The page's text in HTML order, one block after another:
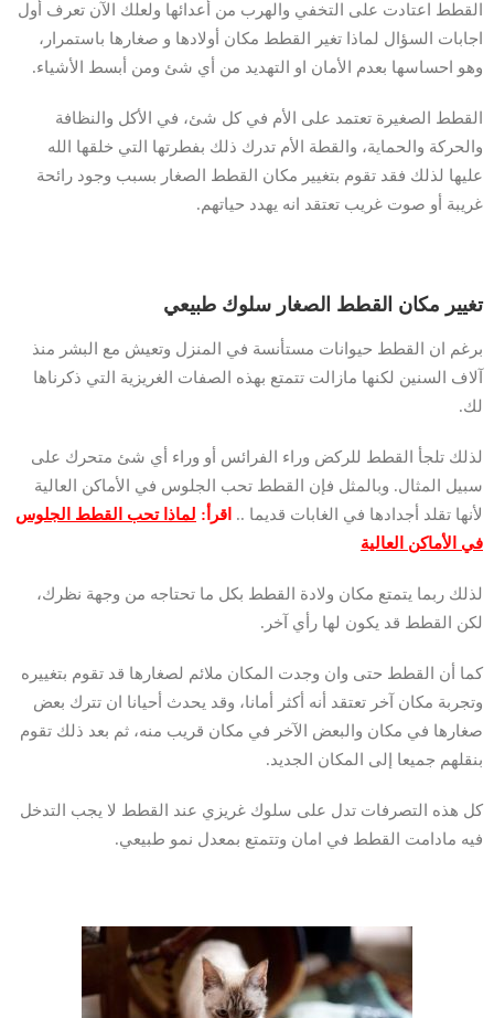
القطط اعتادت على التخفي والهرب من أعدائها ولعلك الآن تعرف أول
اجابات السؤال لماذا تغير القطط مكان أولادها و صغارها باستمرار،
وهو احساسها بعدم الأمان او التهديد من أي شئ ومن أبسط الأشياء.
القطط الصغيرة تعتمد على الأم في كل شئ، في الأكل والنظافة
والحركة والحماية، والقطة الأم تدرك ذلك بفطرتها التي خلقها الله
عليها لذلك فقد تقوم بتغيير مكان القطط الصغار بسبب وجود رائحة
غريبة أو صوت غريب تعتقد انه يهدد حياتهم.
تغيير مكان القطط الصغار سلوك طبيعي
برغم ان القطط حيوانات مستأنسة في المنزل وتعيش مع البشر منذ
آلاف السنين لكنها مازالت تتمتع بهذه الصفات الغريزية التي ذكرناها
لك.
لذلك تلجأ القطط للركض وراء الفرائس أو وراء أي شئ متحرك على
سبيل المثال. وبالمثل فإن القطط تحب الجلوس في الأماكن العالية
لأنها تقلد أجدادها في الغابات قديما .. اقرأ: لماذا تحب القطط الجلوس
في الأماكن العالية
لذلك ربما يتمتع مكان ولادة القطط بكل ما تحتاجه من وجهة نظرك،
لكن القطط قد يكون لها رأي آخر.
كما أن القطط حتى وان وجدت المكان ملائم لصغارها قد تقوم بتغييره
وتجربة مكان آخر تعتقد أنه أكثر أمانا، وقد يحدث أحيانا ان تترك بعض
صغارها في مكان والبعض الآخر في مكان قريب منه، ثم بعد ذلك تقوم
بنقلهم جميعا إلى المكان الجديد.
كل هذه التصرفات تدل على سلوك غريزي عند القطط لا يجب التدخل
فيه مادامت القطط في امان وتتمتع بمعدل نمو طبيعي.